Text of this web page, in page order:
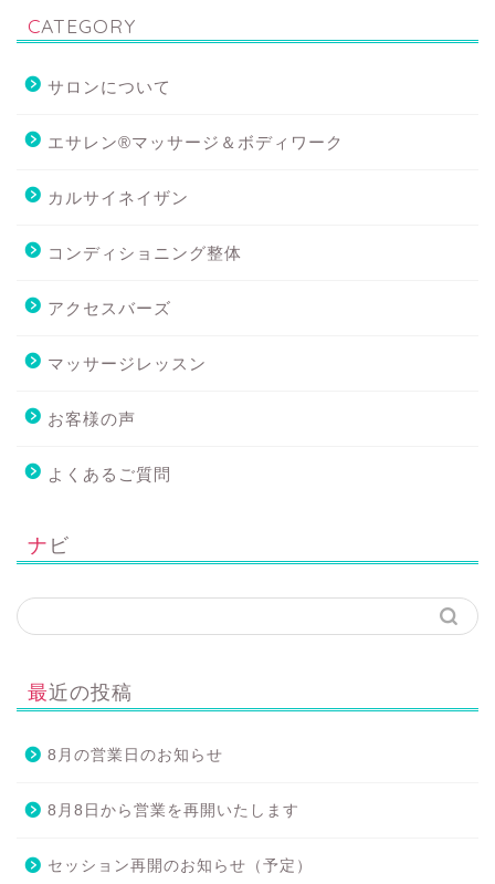
CATEGORY
サロンについて
エサレン®マッサージ＆ボディワーク
カルサイネイザン
コンディショニング整体
アクセスバーズ
マッサージレッスン
お客様の声
よくあるご質問
ナビ
最近の投稿
8月の営業日のお知らせ
8月8日から営業を再開いたします
セッション再開のお知らせ（予定）